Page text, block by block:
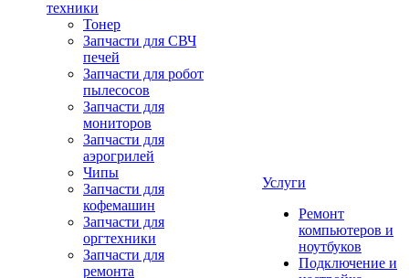
техники
Тонер
Запчасти для СВЧ
печей
Запчасти для робот
пылесосов
Запчасти для
мониторов
Запчасти для
аэрогрилей
Чипы
Запчасти для
кофемашин
Запчасти для
оргтехники
Запчасти для
ремонта
Услуги
Ремонт
компьютеров и
ноутбуков
Подключение и